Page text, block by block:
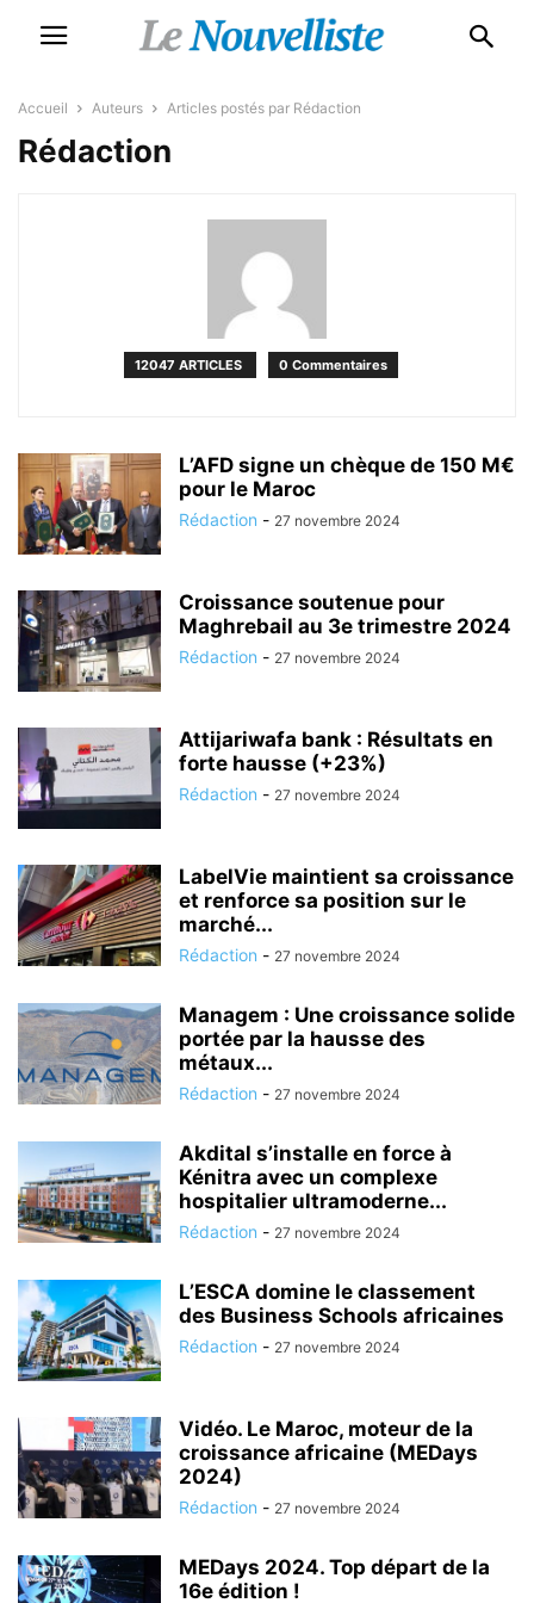
Accueil Auteurs Articles postés par Rédaction
Rédaction
12047 ARTICLES 0 Commentaires
L’AFD signe un chèque de 150 M€
pour le Maroc
Rédaction - 27 novembre 2024
Croissance soutenue pour
Maghrebail au 3e trimestre 2024
Rédaction - 27 novembre 2024
Attijariwafa bank : Résultats en
forte hausse (+23%)
Rédaction - 27 novembre 2024
LabelVie maintient sa croissance
et renforce sa position sur le
marché...
Rédaction - 27 novembre 2024
Managem : Une croissance solide
portée par la hausse des
métaux...
Rédaction - 27 novembre 2024
Akdital s’installe en force à
Kénitra avec un complexe
hospitalier ultramoderne...
Rédaction - 27 novembre 2024
L’ESCA domine le classement
des Business Schools africaines
Rédaction - 27 novembre 2024
Vidéo. Le Maroc, moteur de la
croissance africaine (MEDays
2024)
Rédaction - 27 novembre 2024
MEDays 2024. Top départ de la
16e édition !